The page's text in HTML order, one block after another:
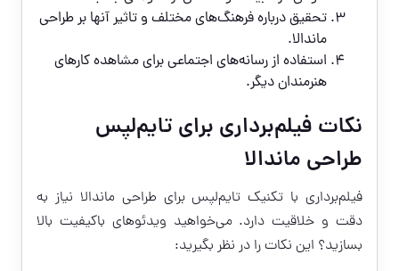
تحقیق درباره فرهنگ‌های مختلف و تاثیر آنها بر طراحی
ماندالا.
استفاده از رسانه‌های اجتماعی برای مشاهده کارهای
هنرمندان دیگر.
نکات فیلم‌برداری برای تایم‌لپس
طراحی ماندالا
فیلم‌برداری با تکنیک تایم‌لپس برای طراحی ماندالا نیاز به
دقت و خلاقیت دارد. می‌خواهید ویدئوهای باکیفیت بالا
بسازید؟ این نکات را در نظر بگیرید: